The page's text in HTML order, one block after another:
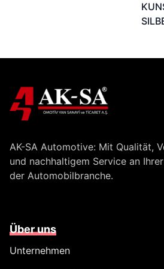
AK-SA Automotive: Mit Qualität,
und nachhaltigem Service an
der Automobilbranche.
Über uns
Unternehmen